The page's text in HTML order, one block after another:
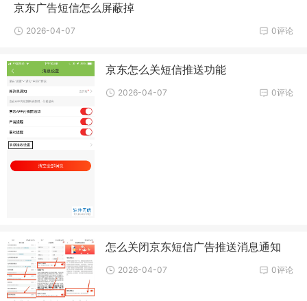
京东广告短信怎么屏蔽掉
0评论
2026-04-07
京东怎么关短信推送功能
0评论
2026-04-07
怎么关闭京东短信广告推送消息通知
0评论
2026-04-07